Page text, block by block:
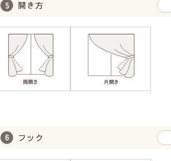
開き方
フック